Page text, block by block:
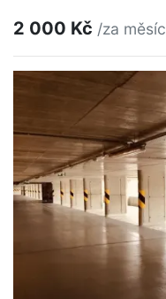
2 000 Kč /za měsíc